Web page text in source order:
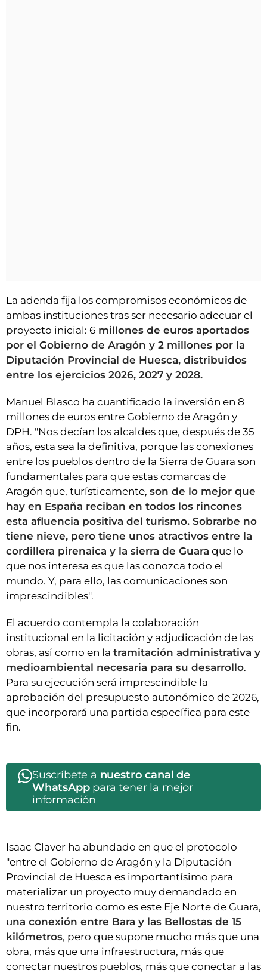
La adenda fija los compromisos económicos de
ambas instituciones tras ser necesario adecuar el
proyecto inicial: 6 millones de euros aportados
por el Gobierno de Aragón y 2 millones por la
Diputación Provincial de Huesca, distribuidos
entre los ejercicios 2026, 2027 y 2028.
Manuel Blasco ha cuantificado la inversión en 8
millones de euros entre Gobierno de Aragón y
DPH. "Nos decían los alcaldes que, después de 35
años, esta sea la definitiva, porque las conexiones
entre los pueblos dentro de la Sierra de Guara son
fundamentales para que estas comarcas de
Aragón que, turísticamente, son de lo mejor que
hay en España reciban en todos los rincones
esta afluencia positiva del turismo. Sobrarbe no
tiene nieve, pero tiene unos atractivos entre la
cordillera pirenaica y la sierra de Guara que lo
que nos interesa es que las conozca todo el
mundo. Y, para ello, las comunicaciones son
imprescindibles".
El acuerdo contempla la colaboración
institucional en la licitación y adjudicación de las
obras, así como en la tramitación administrativa y
medioambiental necesaria para su desarrollo.
Para su ejecución será imprescindible la
aprobación del presupuesto autonómico de 2026,
que incorporará una partida específica para este
fin.
Suscríbete a nuestro canal de
WhatsApppara tener la mejor
información
Isaac Claver ha abundado en que el protocolo
"entre el Gobierno de Aragón y la Diputación
Provincial de Huesca es importantísimo para
materializar un proyecto muy demandado en
nuestro territorio como es este Eje Norte de Guara,
una conexión entre Bara y las Bellostas de 15
kilómetros, pero que supone mucho más que una
obra, más que una infraestructura, más que
conectar nuestros pueblos, más que conectar a las